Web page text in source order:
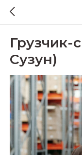
Грузчик-
Сузун)